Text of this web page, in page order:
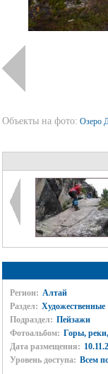
Объекты на фото: Озеро
Регион: Алтай
Раздел: Художественные
Подраздел: Пейзажи
Фотоальбом: Горы,
Дата размещения:
Уровень доступа: Всем